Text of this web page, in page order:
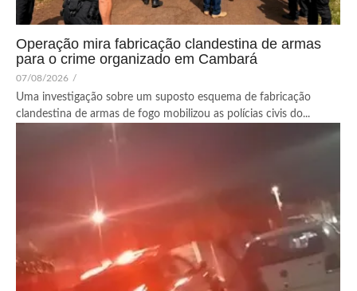
Operação mira fabricação clandestina de armas
para o crime organizado em Cambará
07/08/2026 /
Uma investigação sobre um suposto esquema de fabricação
clandestina de armas de fogo mobilizou as polícias civis do...